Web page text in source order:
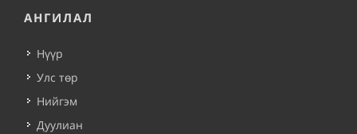
АНГИЛАЛ
Нүүр
Улс төр
Нийгэм
Дуулиан